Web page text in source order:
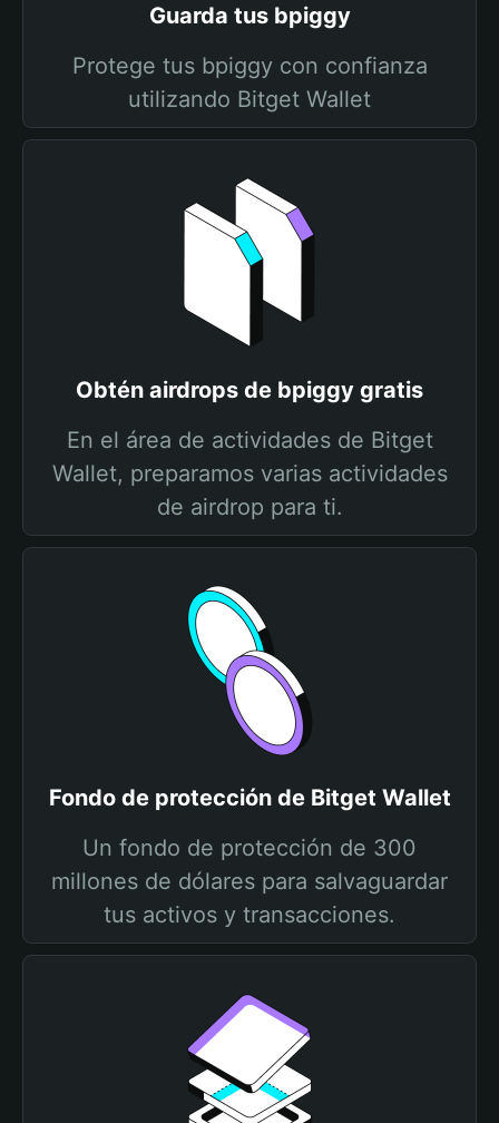
Guarda tus bpiggy
Protege tus bpiggy con confianza
utilizando Bitget Wallet
Obtén airdrops de bpiggy gratis
En el área de actividades de Bitget
Wallet, preparamos varias actividades
de airdrop para ti.
Fondo de protección de Bitget Wallet
Un fondo de protección de 300
millones de dólares para salvaguardar
tus activos y transacciones.